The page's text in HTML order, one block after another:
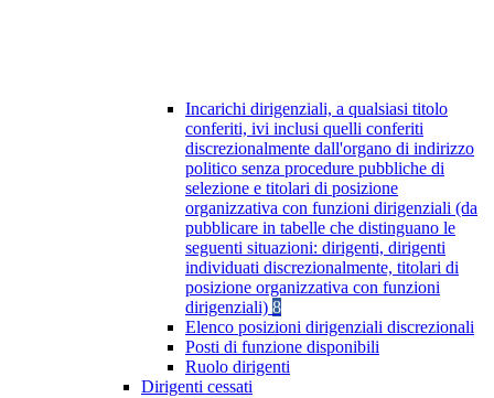
Incarichi dirigenziali, a qualsiasi titolo
conferiti, ivi inclusi quelli conferiti
discrezionalmente dall'organo di indirizzo
politico senza procedure pubbliche di
selezione e titolari di posizione
organizzativa con funzioni dirigenziali (da
pubblicare in tabelle che distinguano le
seguenti situazioni: dirigenti, dirigenti
individuati discrezionalmente, titolari di
posizione organizzativa con funzioni
dirigenziali) 8
Elenco posizioni dirigenziali discrezionali
Posti di funzione disponibili
Ruolo dirigenti
Dirigenti cessati